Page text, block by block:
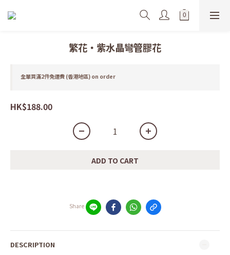
繁花・紫水晶彎管膠花
全單買滿2件免運費 (香港地區) on order
HK$188.00
ADD TO CART
Share
DESCRIPTION